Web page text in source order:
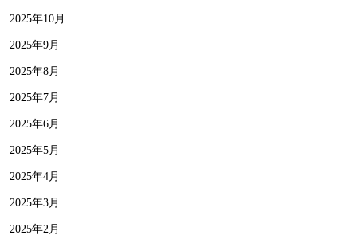
2025年10月
2025年9月
2025年8月
2025年7月
2025年6月
2025年5月
2025年4月
2025年3月
2025年2月